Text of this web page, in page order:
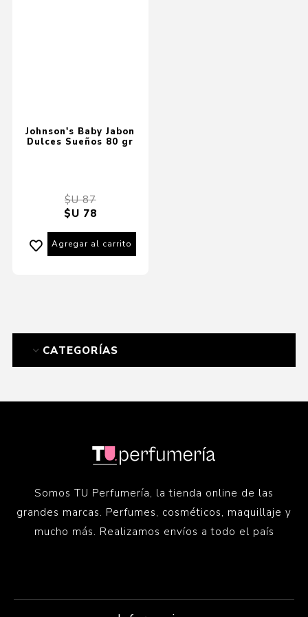
Johnson's Baby Jabon
Dulces Sueños 80 gr
$U 87
$U 78
Agregar al carrito
CATEGORÍAS
Somos TU Perfumería, la tienda online de las
grandes marcas. Perfumes, cosméticos, maquillaje y
mucho más. Realizamos envíos a todo el país